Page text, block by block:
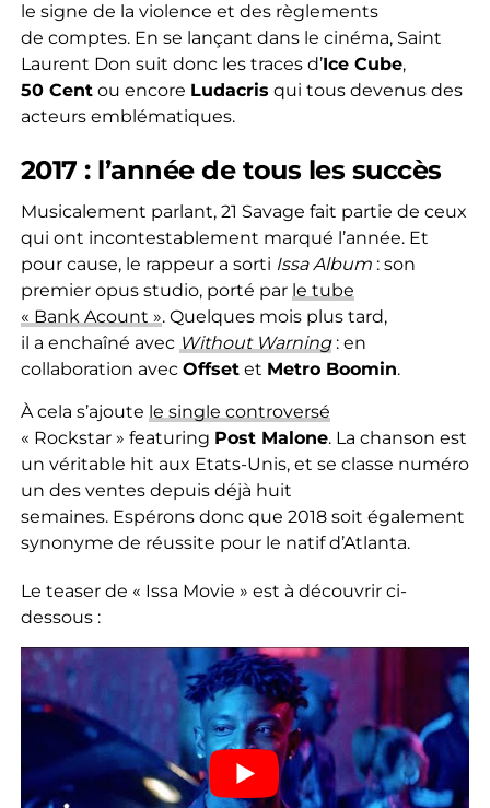
le signe de la violence et des règlements
de comptes.En se lançant dans le cinéma, Saint
Laurent Don suit donc les traces d’Ice Cube,
50 Centou encore Ludacris qui tousdevenus des
acteurs emblématiques.
2017 :l’année de tous les succès
Musicalement parlant, 21 Savage fait partie de ceux
qui ont incontestablement marqué l’année.Et
pour cause, le rappeur a sorti IssaAlbum:son
premier opus studio, porté par le tube
« Bank Acount ».Quelques mois plus tard,
il a enchaîné avec WithoutWarning:en
collaboration avec Offsetet Metro Boomin.
À cela s’ajoute le single controversé
« Rockstar » featuring Post Malone.La chanson est
un véritable hit aux Etats-Unis, et se classe numéro
un des ventes depuis déjà huit
semaines.Espérons donc que 2018 soit également
synonyme de réussite pour le natif d’Atlanta.
Le teaser de « Issa Movie » est à découvrir ci-
dessous :